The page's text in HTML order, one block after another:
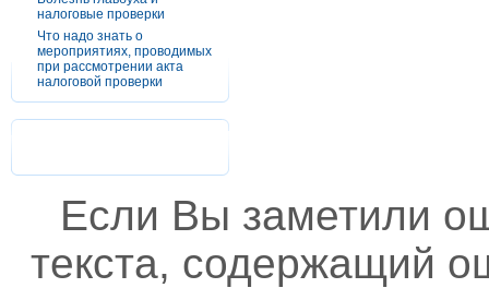
налоговые проверки
Что надо знать о
мероприятиях, проводимых
при рассмотрении акта
налоговой проверки
Если Вы заметили
текста, содержащий